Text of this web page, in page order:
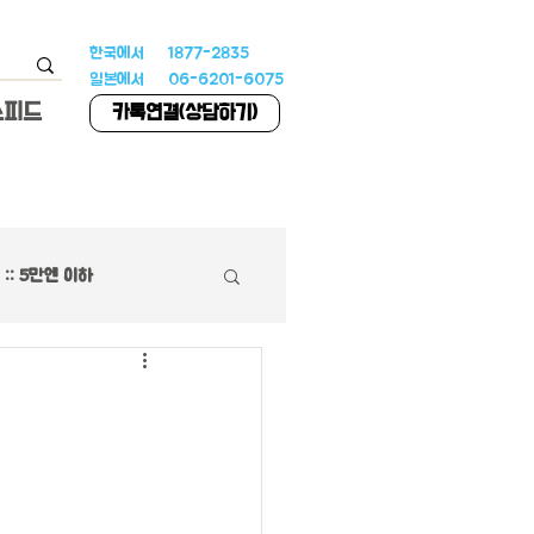
드
한국에서 1877-2835
일본에서 06-6201-6075
카톡연결(상담하기)
:: 5만엔 이하